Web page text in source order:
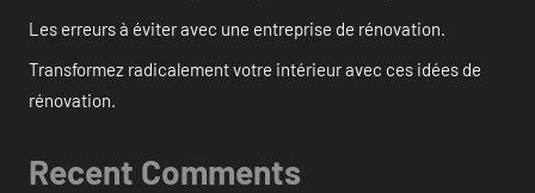
Les erreurs à éviter avec une entreprise de rénovation.
Transformez radicalement votre intérieur avec ces idées de
rénovation.
Recent Comments